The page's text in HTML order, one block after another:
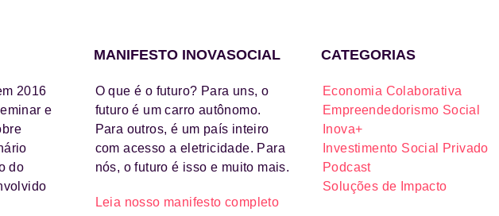
2016
e
do
MANIFESTO INOVASOCIAL
O que é o futuro? Para uns, o
futuro é um carro autônomo.
Para outros, é um país inteiro
com acesso a eletricidade. Para
nós, o futuro é isso e muito mais.
Leia nosso manifesto completo
CATEGORIAS
Economia Colaborativa
Empreendedorismo Social
Inova+
Investimento Social Privado
Podcast
Soluções de Impacto